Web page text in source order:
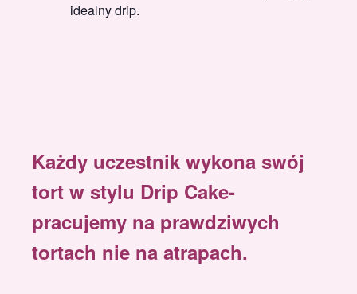
idealny drip.
Każdy uczestnik wykona swój
tort w stylu Drip Cake-
pracujemy na prawdziwych
tortach nie na atrapach.